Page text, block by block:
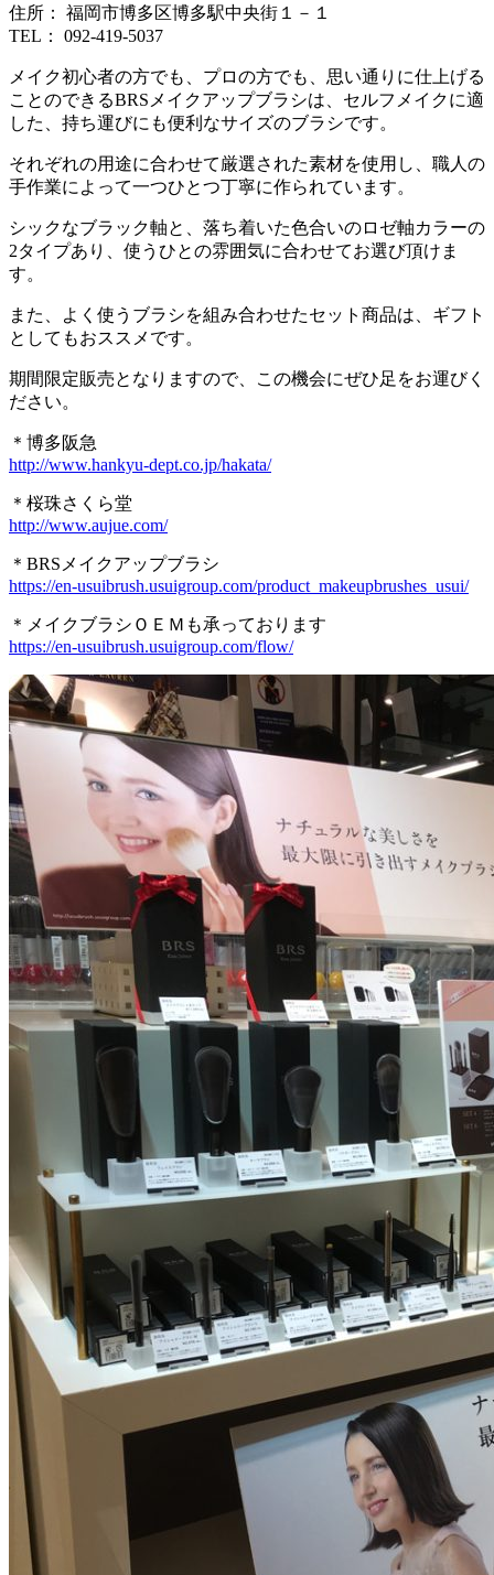
住所： 福岡市博多区博多駅中央街１－１
TEL： 092-419-5037
メイク初心者の方でも、プロの方でも、思い通りに仕上げる
ことのできるBRSメイクアップブラシは、セルフメイクに適
した、持ち運びにも便利なサイズのブラシです。
それぞれの用途に合わせて厳選された素材を使用し、職人の
手作業によって一つひとつ丁寧に作られています。
シックなブラック軸と、落ち着いた色合いのロゼ軸カラーの
2タイプあり、使うひとの雰囲気に合わせてお選び頂けま
す。
また、よく使うブラシを組み合わせたセット商品は、ギフト
としてもおススメです。
期間限定販売となりますので、この機会にぜひ足をお運びく
ださい。
＊博多阪急
http://www.hankyu-dept.co.jp/hakata/
＊桜珠さくら堂
http://www.aujue.com/
＊BRSメイクアップブラシ
https://en-usuibrush.usuigroup.com/product_makeupbrushes_usui/
＊メイクブラシＯＥＭも承っております
https://en-usuibrush.usuigroup.com/flow/